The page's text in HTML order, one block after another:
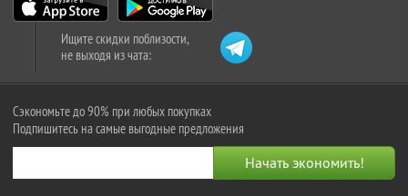
Ищите скидки поблизости,
не выходя из чата:
Сэкономьте до 90% при любых покупках
Подпишитесь на самые выгодные предложения